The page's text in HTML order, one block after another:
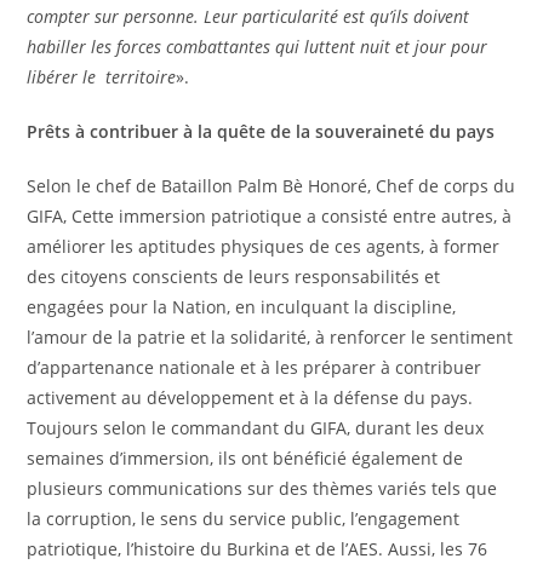
compter sur personne. Leur particularité est qu’ils doivent
habiller les forces combattantes qui luttent nuit et jour pour
libérer le territoire».
Prêts à contribuer à la quête de la souveraineté du pays
Selon le chef de Bataillon Palm Bè Honoré, Chef de corps du
GIFA, Cette immersion patriotique a consisté entre autres, à
améliorer les aptitudes physiques de ces agents, à former
des citoyens conscients de leurs responsabilités et
engagées pour la Nation, en inculquant la discipline,
l’amour de la patrie et la solidarité, à renforcer le sentiment
d’appartenance nationale et à les préparer à contribuer
activement au développement et à la défense du pays.
Toujours selon le commandant du GIFA, durant les deux
semaines d’immersion, ils ont bénéficié également de
plusieurs communications sur des thèmes variés tels que
la corruption, le sens du service public, l’engagement
patriotique, l’histoire du Burkina et de l’AES. Aussi, les 76